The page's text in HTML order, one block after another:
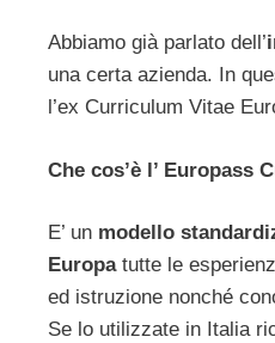
Abbiamo già parlato dell’
una certa azienda. In
l’ex Curriculum Vitae
Che cos’è l’ Europass
E’ un modello
Europatutte le
ed istruzione nonché
Se lo utilizzate in Italia